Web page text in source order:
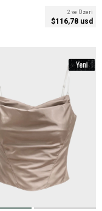
2 ve Üzeri
$116,78 usd